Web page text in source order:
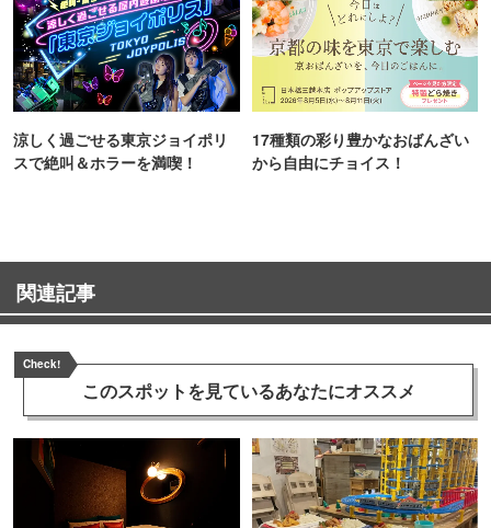
涼しく過ごせる東京ジョイポリ
スで絶叫＆ホラーを満喫！
17種類の彩り豊かなおばんざい
から自由にチョイス！
関連記事
Check!
このスポットを見ているあなたにオススメ